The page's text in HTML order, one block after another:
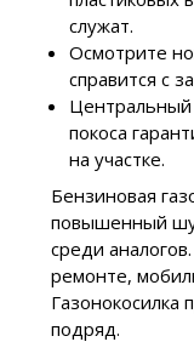
служат.
Осмотрите
справится с
Центральный
покоса
на участке.
Бензиновая
повышенный
среди
ремонте,
Газонокосилка
подряд.